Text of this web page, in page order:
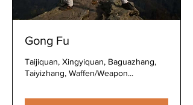
Gong Fu
Taijiquan, Xingyiquan, Baguazhang,
Taiyizhang, Waffen/Weapon...